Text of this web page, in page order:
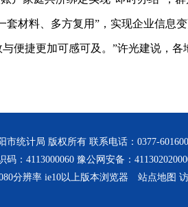
材料、多方复用”，实现企业信息
捷更加可感可及。”许光建说，
市统计局 版权所有 联系电话：0377-
码：4113000060 豫公网安备：
分辨率 ie10以上版本浏览器 站点地图